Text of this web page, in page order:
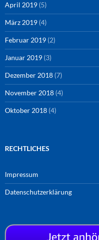
April 2019 (5)
März 2019 (4)
Februar 2019 (2)
Januar 2019 (3)
Dezember 2018 (7)
November 2018 (4)
Oktober 2018 (4)
RECHTLICHES
Impressum
Datenschutzerklärung